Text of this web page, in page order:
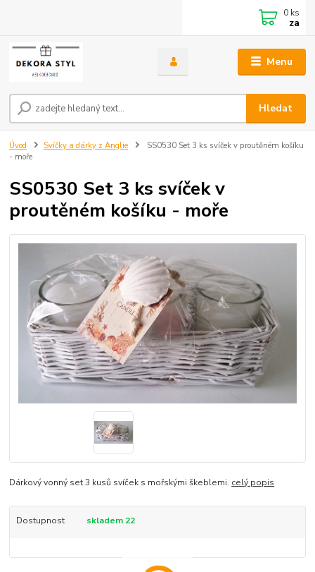
Menu
Hledat
0 ks
za
Úvod Svíčky a dárky z Anglie
SS0530 Set 3 ks svíček v proutěném košíku
- moře
SS0530 Set 3 ks svíček v
proutěném košíku - moře
Dárkový vonný set 3 kusů svíček s mořskými škeblemi. celý popis
Dostupnost skladem 22